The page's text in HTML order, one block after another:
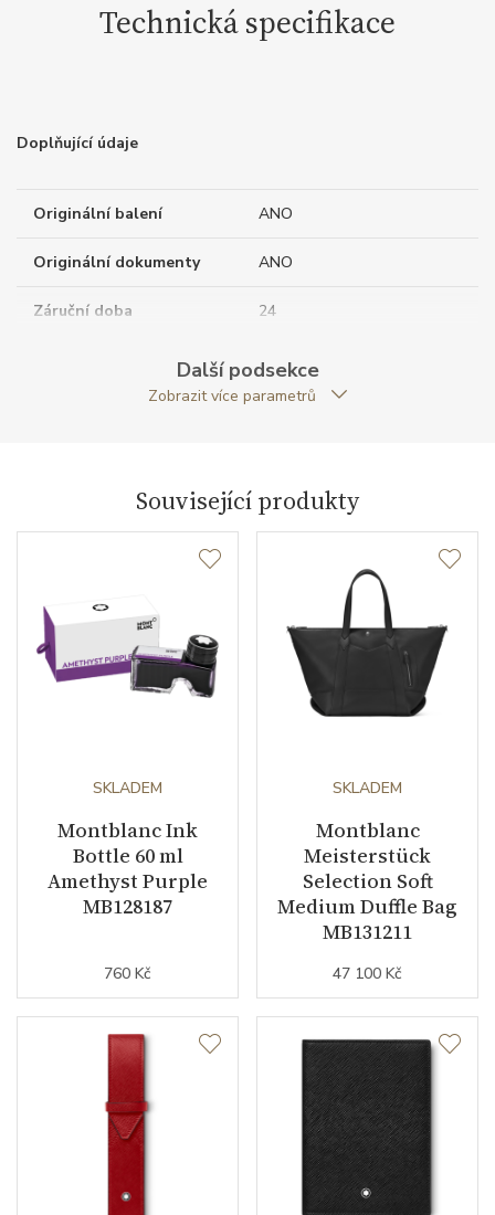
Technická specifikace
Doplňující údaje
Originální balení ANO
Originální dokumenty ANO
Záruční doba
24
Montblanc M_Gram
Další podsekce
Zobrazit více parametrů
Související produkty
SKLADEM
Montblanc Ink
Bottle 60 ml
Amethyst Purple
MB128187
760 Kč
SKLADEM
Montblanc
Meisterstück
Selection Soft
Medium Duffle Bag
MB131211
47 100 Kč